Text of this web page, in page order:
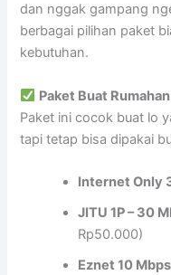
dan nggak gampang
berbagai pilihan paket
kebutuhan.
Paket Buat
Paket ini cocok buat lo
tapi tetap bisa dipakai
Internet Only
JITU 1P – 30
Rp50.000)
Eznet 10 Mbps